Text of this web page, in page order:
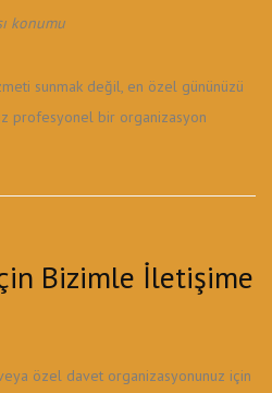
konumu
sunmak değil, en özel gününüzü
profesyonel bir organizasyon
Bizimle İletişime
özel davet organizasyonunuz için